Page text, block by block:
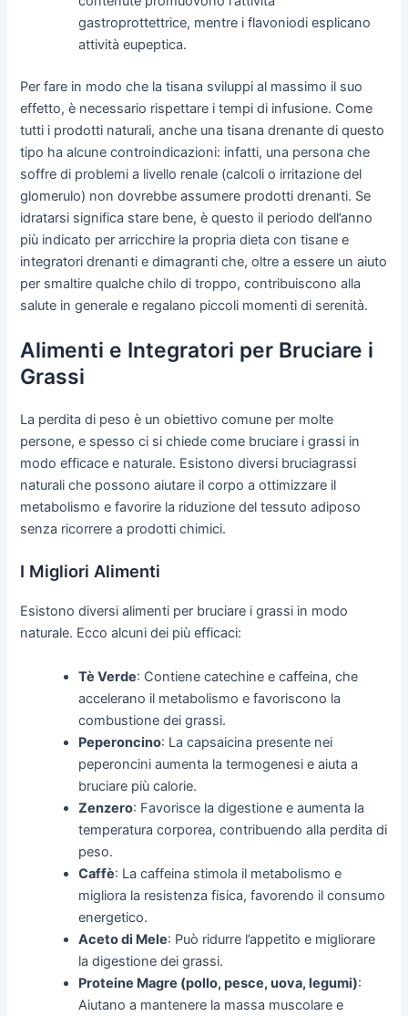
gastroprottettrice, mentre i flavoniodi esplicano
attività eupeptica.
Per fare in modo che la tisana sviluppi al massimo il suo
effetto, è necessario rispettare i tempi di infusione. Come
tutti i prodotti naturali, anche una tisana drenante di questo
tipo ha alcune controindicazioni: infatti, una persona che
soffre di problemi a livello renale (calcoli o irritazione del
glomerulo) non dovrebbe assumere prodotti drenanti. Se
idratarsi significa stare bene, è questo il periodo dell’anno
più indicato per arricchire la propria dieta con tisane e
integratori drenanti e dimagranti che, oltre a essere un aiuto
per smaltire qualche chilo di troppo, contribuiscono alla
salute in generale e regalano piccoli momenti di serenità.
Alimenti e Integratori per Bruciare i
Grassi
La perdita di peso è un obiettivo comune per molte
persone, e spesso ci si chiede come bruciare i grassi in
modo efficace e naturale. Esistono diversi bruciagrassi
naturali che possono aiutare il corpo a ottimizzare il
metabolismo e favorire la riduzione del tessuto adiposo
senza ricorrere a prodotti chimici.
I Migliori Alimenti
Esistono diversi alimenti per bruciare i grassi in modo
naturale. Ecco alcuni dei più efficaci:
Tè Verde: Contiene catechine e caffeina, che
accelerano il metabolismo e favoriscono la
combustione dei grassi.
Peperoncino: La capsaicina presente nei
peperoncini aumenta la termogenesi e aiuta a
bruciare più calorie.
Zenzero: Favorisce la digestione e aumenta la
temperatura corporea, contribuendo alla perdita di
peso.
Caffè: La caffeina stimola il metabolismo e
migliora la resistenza fisica, favorendo il consumo
energetico.
Aceto di Mele: Può ridurre l’appetito e migliorare
la digestione dei grassi.
Proteine Magre (pollo, pesce, uova, legumi):
Aiutano a mantenere la massa muscolare e